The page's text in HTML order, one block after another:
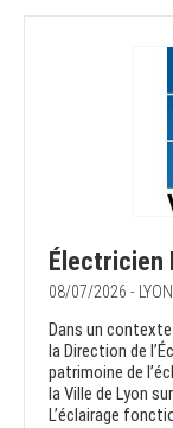
Électricien
08/07/2026 -
Dans un
la Direction de
patrimoine de
la Ville de Lyon
L’éclairage